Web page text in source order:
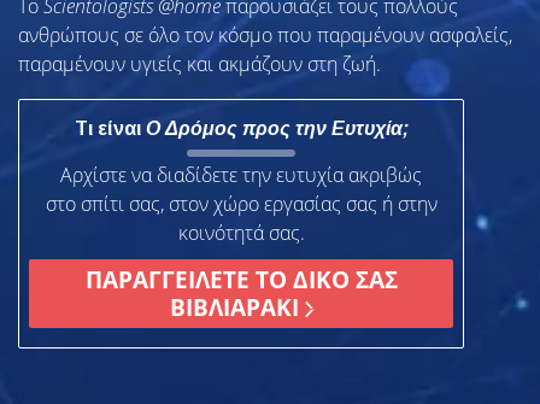
ToScientologists @homeπαρουσιάζει τους πολλούς
ανθρώπους σε όλο τον κόσμο που παραμένουν ασφαλείς,
παραμένουν υγιείς και ακμάζουν στη ζωή.
Τι είναι Ο Δρόμος προς την Ευτυχία;
Αρχίστε να διαδίδετε την ευτυχία ακριβώς
στο σπίτι σας, στον χώρο εργασίας σας ή στην
κοινότητά σας.
ΠΑΡΑΓΓΕΙΛΕΤΕ ΤΟ ΔΙΚΟ ΣΑΣ
ΒΙΒΛΙΑΡΑΚΙ